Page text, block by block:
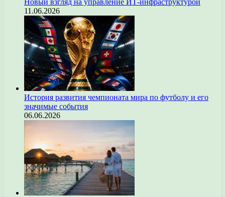
Новый взгляд на управление ИТ-инфраструктурой
11.06.2026
История развития чемпионата мира по футболу и его
значимые события
06.06.2026